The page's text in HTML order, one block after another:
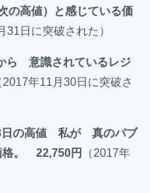
の高値）と感じている価
日に突破された）
ら 意識されているレジ
2017年11月30日に突破さ
日の高値 私が 真のバブ
格。 22,750円
（2017年